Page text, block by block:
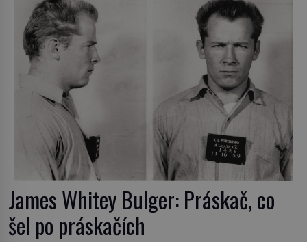
James Whitey Bulger: Práskač, co
šel po práskačích